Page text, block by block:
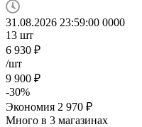
31.08.2026 23:59:00 0000
13 шт
6 930 ₽
/шт
9 900 ₽
-30%
Экономия 2 970 ₽
Много в 3 магазинах